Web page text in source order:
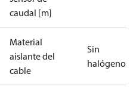
caudal [m]
Material
aislante del
cable
Sin
halógenos